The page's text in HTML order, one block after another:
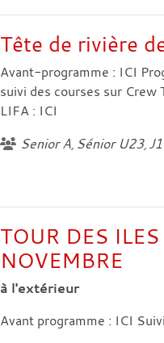
Tête de rivière
Avant-programme : ICI
suivi des courses sur
LIFA : ICI
Senior A Sénior U23
TOUR DES
NOVEMBRE
à l'extérieur
Avant programme : ICI